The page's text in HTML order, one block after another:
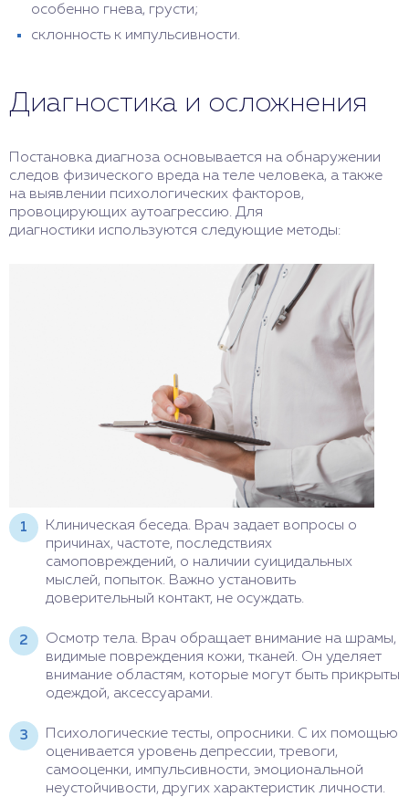
особенно гнева, грусти;
склонность к импульсивности.
Диагностика и осложнения
Постановка диагноза основывается на обнаружении
следов физического вреда на теле человека, а также
на выявлении психологических факторов,
провоцирующих аутоагрессию. Для
диагностики используются следующие методы:
Клиническая беседа. Врач задает вопросы о
причинах, частоте, последствиях
самоповреждений, о наличии суицидальных
мыслей, попыток. Важно установить
доверительный контакт, не осуждать.
Осмотр тела. Врач обращает внимание на шрамы,
видимые повреждения кожи, тканей. Он уделяет
внимание областям, которые могут быть прикрыты
одеждой, аксессуарами.
Психологические тесты, опросники. С их помощью
оценивается уровень депрессии, тревоги,
самооценки, импульсивности, эмоциональной
неустойчивости, других характеристик личности.